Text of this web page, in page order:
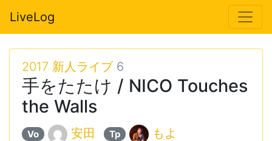
LiveLog
2017 新人ライブ6
手をたたけ / NICO Touches
the Walls
Vo 安田 Tp もよ